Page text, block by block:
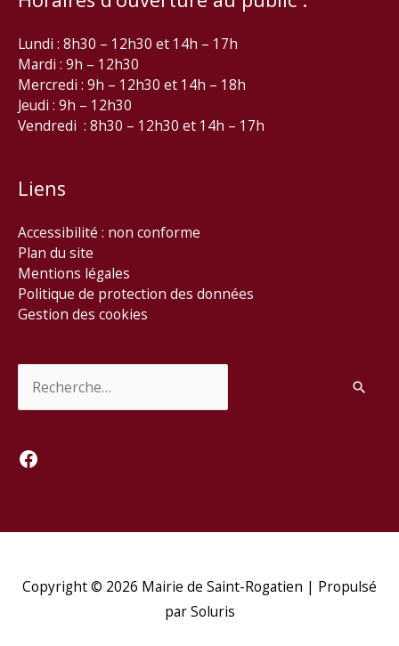
Lundi : 8h30 – 12h30 et 14h – 17h
Mardi : 9h – 12h30
Mercredi : 9h – 12h30 et 14h – 18h
Jeudi : 9h – 12h30
Vendredi : 8h30 – 12h30 et 14h – 17h
Liens
Accessibilité : non conforme
Plan du site
Mentions légales
Politique de protection des données
Gestion des cookies
Facebook
Copyright © 2026 Mairie de Saint-Rogatien | Propulsé
par Soluris